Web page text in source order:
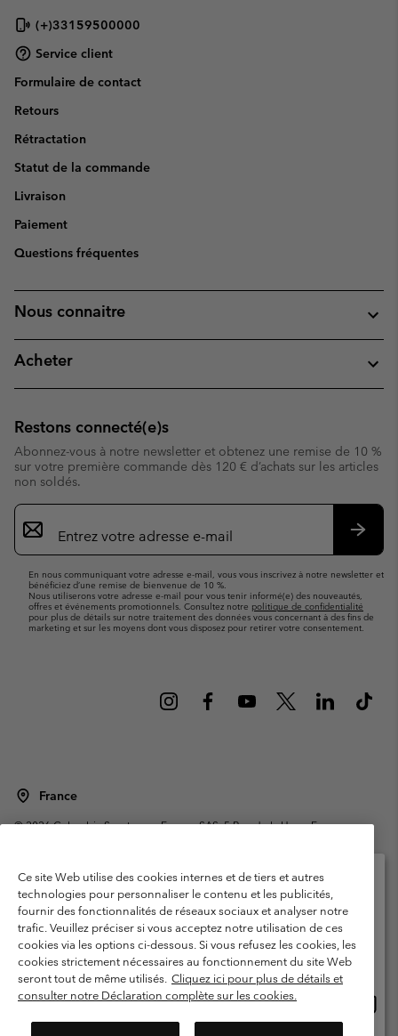
(+)33159500000
Service client
Formulaire de contact
Retours
Rétractation
Statut de la commande
Livraison
Paiement
Questions fréquentes
Nous connaitre
Acheter
Restons connecté(e)s
Abonnez-vous à notre newsletter et obtenez une remise de 10 %
sur votre première commande dès 120 € d’achats sur les articles
non soldés.
Inscription
par
e-
En nous communiquant votre adresse e-mail, vous vous inscrivez à notre newsletter et
bénéficiez d’une remise de bienvenue de 10 %.
Nous utiliserons votre adresse e-mail pour vous tenir informé(e) des nouveautés,
offres et événements promotionnels. Consultez notre politique de confidentialité
pour plus de détails sur notre traitement des données vous concernant à des fins de
marketing et sur les moyens dont vous disposez pour retirer votre consentement.
France
©2026Columbia Sportswear Europe SAS. 5 Rue de la Haye, Espace
Garanties Légales
Politique de confidentialité
Conditions d'utilisation - Membres
Conditions D'utilisation - Contenu généré par l'utilisateur
Impressum
Cookies
Public CBCR
Service client: Lun - Sam de 9h à 13h et de 14h à 18h
Ce site Web utilise des cookies internes et de tiers et autres
technologies pour personnaliser le contenu et les publicités,
fournir des fonctionnalités de réseaux sociaux et analyser notre
trafic. Veuillez préciser si vous acceptez notre utilisation de ces
cookies via les options ci-dessous. Si vous refusez les cookies, les
cookies strictement nécessaires au fonctionnement du site Web
seront tout de même utilisés. Cliquez ici pour plus de détails et
consulter notre Déclaration complète sur les cookies.
Veuillez sélectionner votre pays d’expédition et
votre langue
Achats en ligne disponibles
United States